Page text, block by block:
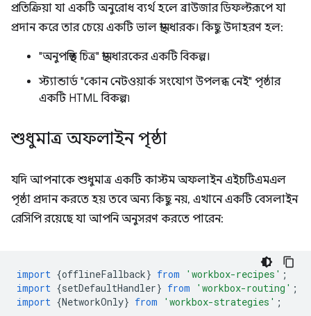
প্রতিক্রিয়া যা একটি অনুরোধ ব্যর্থ হলে ব্রাউজার ডিফল্টরূপে যা
প্রদান করে তার চেয়ে একটি ভাল স্থানধারক। কিছু উদাহরণ হল:
"অনুপস্থিত চিত্র" স্থানধারকের একটি বিকল্প।
স্ট্যান্ডার্ড "কোন নেটওয়ার্ক সংযোগ উপলব্ধ নেই" পৃষ্ঠার
একটি HTML বিকল্প৷
শুধুমাত্র অফলাইন পৃষ্ঠা
যদি আপনাকে শুধুমাত্র একটি কাস্টম অফলাইন এইচটিএমএল
পৃষ্ঠা প্রদান করতে হয় তবে অন্য কিছু নয়, এখানে একটি বেসলাইন
রেসিপি রয়েছে যা আপনি অনুসরণ করতে পারেন:
import {offlineFallback} from 'workbox-recipes' ;
import {setDefaultHandler} from 'workbox-routing' ;
import {NetworkOnly} from 'workbox-strategies' ;